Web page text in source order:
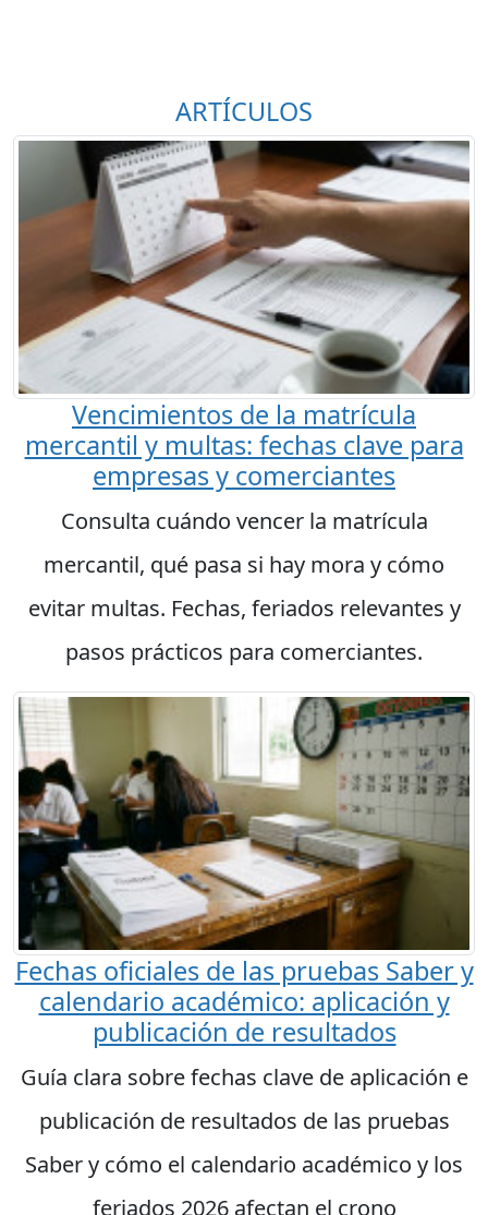
ARTÍCULOS
Vencimientos de la matrícula
mercantil y multas: fechas clave para
empresas y comerciantes
Consulta cuándo vencer la matrícula
mercantil, qué pasa si hay mora y cómo
evitar multas. Fechas, feriados relevantes y
pasos prácticos para comerciantes.
Fechas oficiales de las pruebas Saber y
calendario académico: aplicación y
publicación de resultados
Guía clara sobre fechas clave de aplicación e
publicación de resultados de las pruebas
Saber y cómo el calendario académico y los
feriados 2026 afectan el crono